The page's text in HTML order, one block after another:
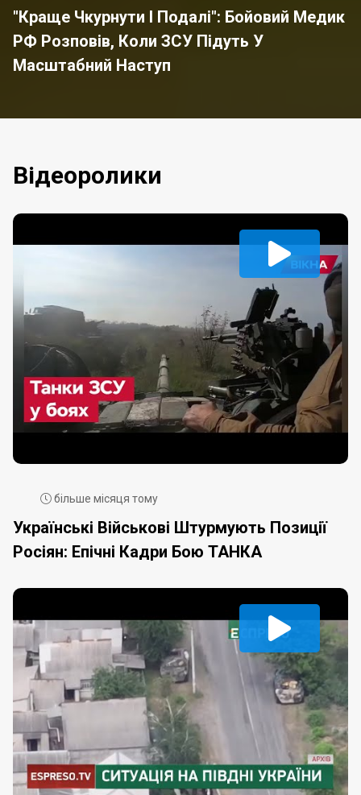
"Краще Чкурнути І Подалі": Бойовий Медик
РФ Розповів, Коли ЗСУ Підуть У
Масштабний Наступ
Відеоролики
більше місяця тому
Українські Військові Штурмують Позиції
Росіян: Епічні Кадри Бою ТАНКА